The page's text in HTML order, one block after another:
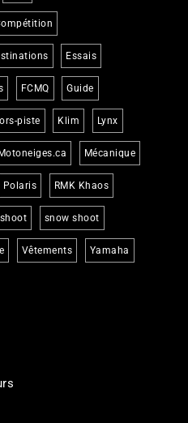
Essais
FCMQ Guide
piste Klim Lynx
Motoneiges.ca Mécanique
Polaris RMK Khaos
snow shoot
Vêtements Yamaha